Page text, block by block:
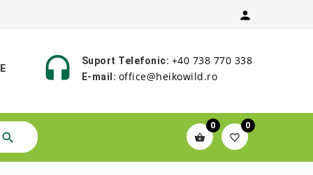

 Suport Telefonic: +40 738 770 338
E-mail: office@heikowild.ro
 
0

0